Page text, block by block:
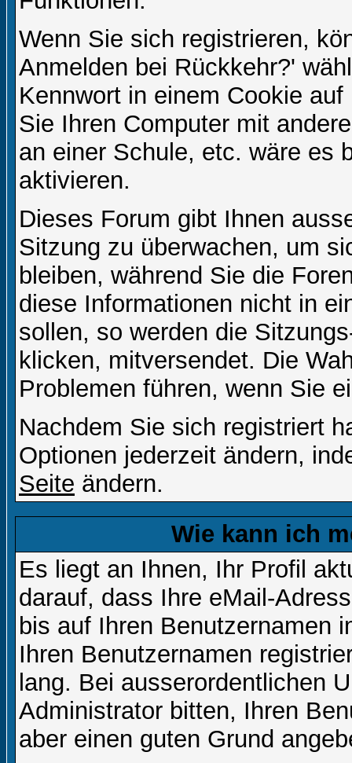
Wenn Sie sich registrieren,
Anmelden bei Rückkehr?'
Kennwort in einem Cookie
Sie Ihren Computer mit
an einer Schule, etc. wäre es
aktivieren.
Dieses Forum gibt Ihnen
Sitzung zu überwachen, um
bleiben, während Sie die
diese Informationen nicht in
sollen, so werden die
klicken, mitversendet. Die
Problemen führen, wenn Sie
Nachdem Sie sich registriert
Optionen jederzeit ändern,
Seite ändern.
Wie kann ich
Es liegt an Ihnen, Ihr Profil
darauf, dass Ihre eMail-
bis auf Ihren Benutzernamen
Ihren Benutzernamen
lang. Bei ausserordentlichen
Administrator bitten, Ihren
aber einen guten Grund